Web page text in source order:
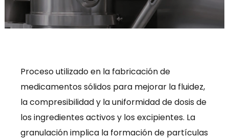
Proceso utilizado en la fabricación de
medicamentos sólidos para mejorar la fluidez,
la compresibilidad y la uniformidad de dosis de
los ingredientes activos y los excipientes. La
granulación implica la formación de partículas